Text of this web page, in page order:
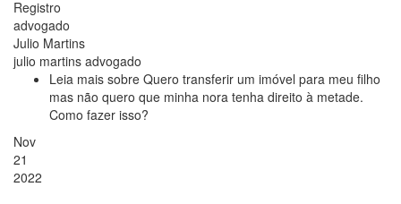
Registro
advogado
Julio Martins
julio martins advogado
Leia mais sobre Quero transferir um imóvel para meu filho
mas não quero que minha nora tenha direito à metade.
Como fazer isso?
Nov
21
2022